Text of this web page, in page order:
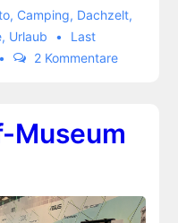
, Camping, Dachzelt,
, Urlaub
Last
2 Kommentare
Museum